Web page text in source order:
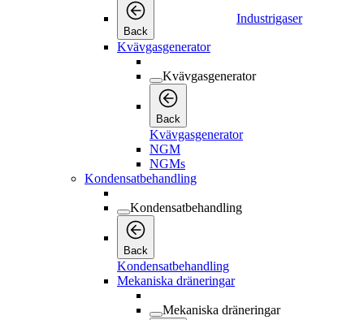
Back
Industrigaser
Kvävgasgenerator
Kvävgasgenerator
Back
Kvävgasgenerator
NGM
NGMs
Kondensatbehandling
Kondensatbehandling
Back
Kondensatbehandling
Mekaniska dräneringar
Mekaniska dräneringar